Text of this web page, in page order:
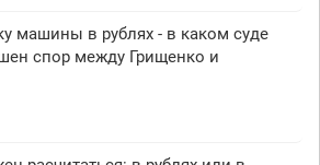
машины в рублях - в каком суде
спор между Грищенко и